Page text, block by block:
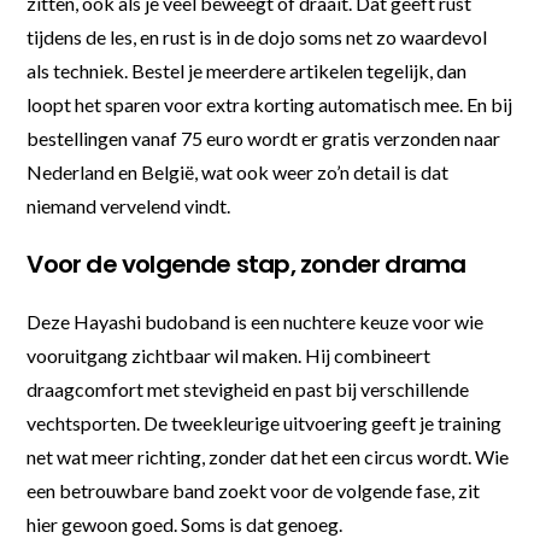
tijdens de les, en rust is in de dojo soms net zo waardevol
als techniek. Bestel je meerdere artikelen tegelijk, dan
loopt het sparen voor extra korting automatisch mee. En bij
bestellingen vanaf 75 euro wordt er gratis verzonden naar
Nederland en België, wat ook weer zo’n detail is dat
niemand vervelend vindt.
Voor de volgende stap, zonder drama
Deze Hayashi budoband is een nuchtere keuze voor wie
vooruitgang zichtbaar wil maken. Hij combineert
draagcomfort met stevigheid en past bij verschillende
vechtsporten. De tweekleurige uitvoering geeft je training
net wat meer richting, zonder dat het een circus wordt. Wie
een betrouwbare band zoekt voor de volgende fase, zit
hier gewoon goed. Soms is dat genoeg.